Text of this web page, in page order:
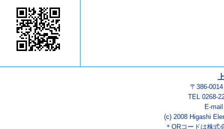
〒386-
TEL 0268-
E-
(c) 2008 Higashi
＊QRコードは株式